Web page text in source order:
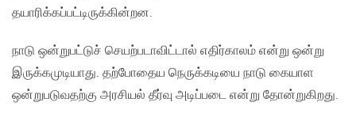
தயாரிக்கப்பட்டிருக்கின்றன.
நாடு ஒன்றுபட்டுச் செயற்படாவிட்டால் எதிர்காலம் என்று ஒன்று
இருக்கமுடியாது. தற்போதைய நெருக்கடியை நாடு கையாள
ஒன்றுபடுவதற்கு அரசியல் தீர்வு அடிப்படை என்று தோன்றுகிறது.